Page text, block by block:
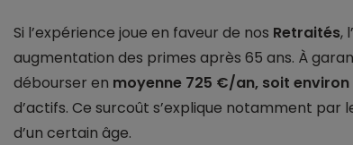
Si l’expérience joue en faveur de nos Retraités,
augmentation des primes après 65 ans. À
débourser en moyenne 725 €/an, soit environ
d’actifs. Ce surcoût s’explique notamment
d’un certain âge.